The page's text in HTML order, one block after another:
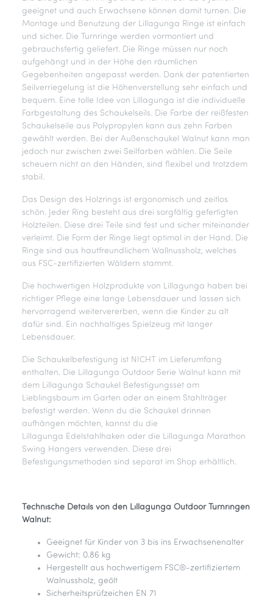
geeignet und auch Erwachsene können damit turnen. Die
Montage und Benutzung der Lillagunga Ringe ist einfach
und sicher. Die Turnringe werden vormontiert und
gebrauchsfertig geliefert. Die Ringe müssen nur noch
aufgehängt und in der Höhe den räumlichen
Gegebenheiten angepasst werden. Dank der patentierten
Seilverriegelung ist die Höhenverstellung sehr einfach und
bequem. Eine tolle Idee von Lillagunga ist die individuelle
Farbgestaltung des Schaukelseils. Die Farbe der reißfesten
Schaukelseile aus Polypropylen kann aus zehn Farben
gewählt werden. Bei der Außenschaukel Walnut kann man
jedoch nur zwischen zwei Seilfarben wählen. Die Seile
scheuern nicht an den Händen, sind flexibel und trotzdem
stabil.
Das Design des Holzrings ist ergonomisch und zeitlos
schön. Jeder Ring besteht aus drei sorgfältig gefertigten
Holzteilen. Diese drei Teile sind fest und sicher miteinander
verleimt. Die Form der Ringe liegt optimal in der Hand. Die
Ringe sind aus hautfreundlichem Wallnussholz, welches
aus FSC-zertifizierten Wäldern stammt.
Die hochwertigen Holzprodukte von Lillagunga haben bei
richtiger Pflege eine lange Lebensdauer und lassen sich
hervorragend weitervererben, wenn die Kinder zu alt
dafür sind. Ein nachhaltiges Spielzeug mit langer
Lebensdauer.
Die Schaukelbefestigung ist NICHT im Lieferumfang
enthalten. Die Lillagunga Outdoor Serie Walnut kann mit
dem Lillagunga Schaukel Befestigungsset am
Lieblingsbaum im Garten oder an einem Stahlträger
befestigt werden. Wenn du die Schaukel drinnen
aufhängen möchten, kannst du die
Lillagunga Edelstahlhaken oder die Lillagunga Marathon
Swing Hangers verwenden. Diese drei
Befestigungsmethoden sind separat im Shop erhältlich.
Technische Details von den Lillagunga Outdoor Turnringen
Walnut:
Geeignet für Kinder von 3 bis ins Erwachsenenalter
Gewicht: 0.86 kg
Hergestellt aus hochwertigem FSC®-zertifiziertem
Walnussholz, geölt
Sicherheitsprüfzeichen EN 71